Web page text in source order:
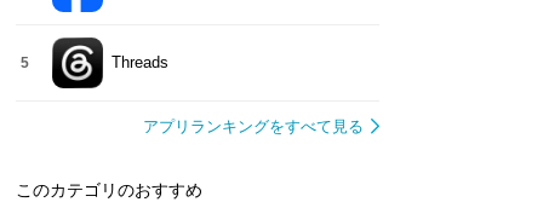
5 Threads
アプリランキングをすべて見る
このカテゴリのおすすめ